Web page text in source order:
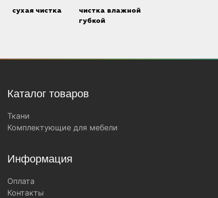
сухая чистка
чистка влажной
губкой
Каталог товаров
Ткани
Комплектующие для мебели
Информация
Оплата
Контакты